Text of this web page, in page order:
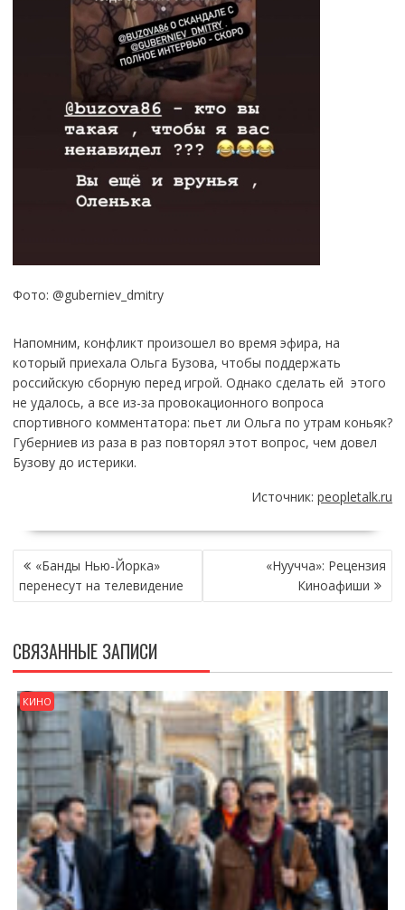
Фото: @guberniev_dmitry
Напомним, конфликт произошел во время эфира, на
который приехала Ольга Бузова, чтобы поддержать
российскую сборную перед игрой. Однако сделать ей этого
не удалось, а все из-за провокационного вопроса
спортивного комментатора: пьет ли Ольга по утрам коньяк?
Губерниев из раза в раз повторял этот вопрос, чем довел
Бузову до истерики.
Источник:peopletalk.ru
НАВИГАЦИЯ
ПО
ЗАПИСЯМ
«Банды Нью-Йорка»
перенесут на телевидение
«Нуучча»: Рецензия
Киноафиши
СВЯЗАННЫЕ ЗАПИСИ
КИНО